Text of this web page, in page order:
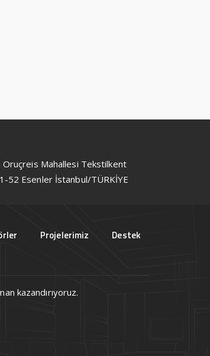
Mahallesi Tekstilkent
52 Esenler İstanbul/TÜRKİYE
Projelerimiz Destek
kazandırıyoruz.